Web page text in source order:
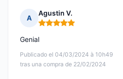
A
Agustin V.
Nota: 5 de 5
Publicado el 04/03/2024 à 10h49
tras una compra de 22/02/2024
Genial